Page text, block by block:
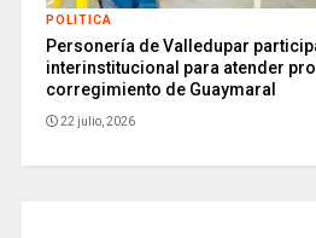
POLITICA
Personería de Valledupar
interinstitucional para atender
corregimiento de Guaymaral
22 julio, 2026